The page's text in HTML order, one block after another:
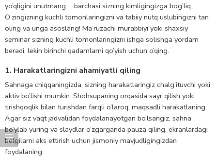
yo’qligini unutmang … barchasi sizning kimligingizga bog’liq.
O’zingizning kuchli tomonlaringizni va tabiiy nutq uslubingizni tan
oling va unga asoslang! Ma’ruzachi murabbiyi yoki shaxsiy
seminar sizning kuchli tomonlaringizni ishga solishga yordam
beradi, lekin birinchi qadamlarni qo’yish uchun o’qing.
1. Harakatlaringizni ahamiyatli qiling
Sahnaga chiqqaningizda, sizning harakatlaringiz chalg’ituvchi yoki
aktiv bo’lishi mumkin. Shohsupaning orqasida sayr qilish yoki
tirishqoqlik bilan turishdan farqli o’laroq, maqsadli harakatlaning.
Agar siz vaqt jadvalidan foydalanayotgan bo’lsangiz, sahna
bo’ylab yuring va slaydlar o’zgarganda pauza qiling, ekranlardagi
belgilarni aks ettirish uchun jismoniy mavjudligingizdan
foydalaning.